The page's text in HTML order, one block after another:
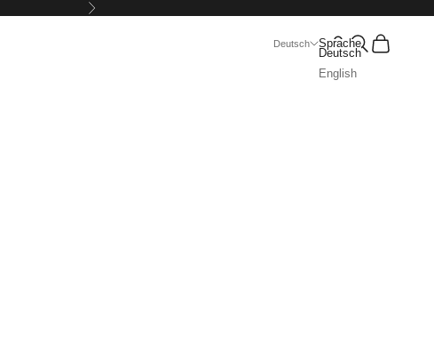
Vor
Deutsch Sprache
Deutsch
English
SuchenWarenkorb